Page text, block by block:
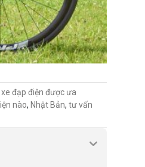
đạp điện được ưa
nào, Nhật Bản, tư vấn